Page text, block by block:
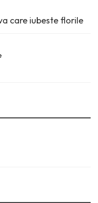
care iubeste florile